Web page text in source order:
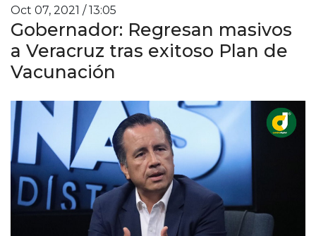
Oct 07, 2021 / 13:05
Gobernador: Regresan masivos
a Veracruz tras exitoso Plan de
Vacunación